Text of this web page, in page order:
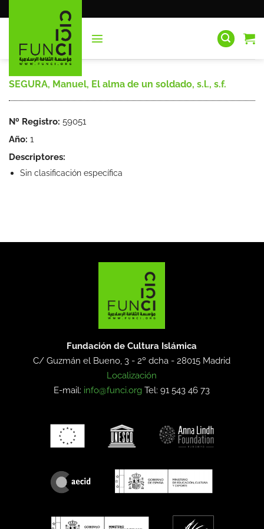
al
SEGURA, Manuel, El alma de un soldado, s.l., s.f.
Nº Registro: 59051
Año: 1
Descriptores:
Sin clasificación específica
Fundación de Cultura Islámica
C/ Guzmán el Bueno, 3 - 2º dcha -28015 Madrid
Localización
E-mail: info@funci.org Tel: 91 543 46 73